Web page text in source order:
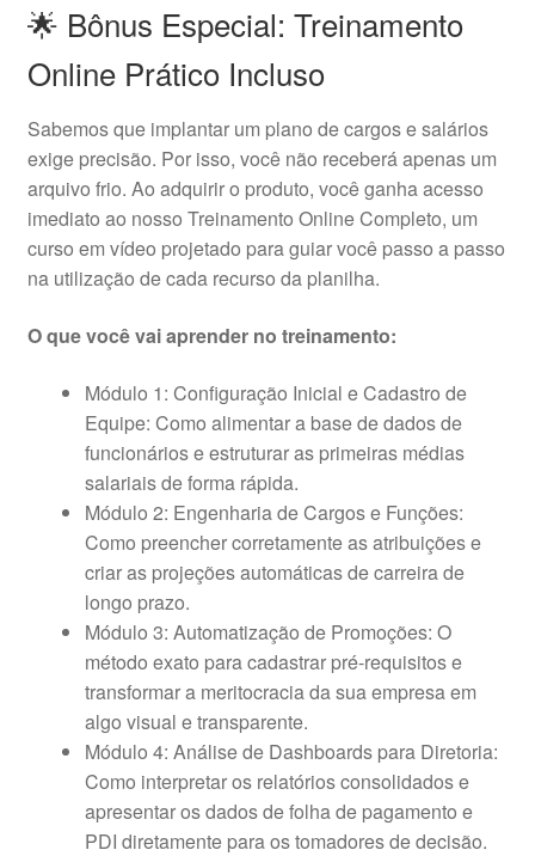
🌟 Bônus Especial: Treinamento
Online Prático Incluso
Sabemos que implantar um plano de cargos e salários
exige precisão. Por isso, você não receberá apenas um
arquivo frio. Ao adquirir o produto, você ganha acesso
imediato ao nosso Treinamento Online Completo, um
curso em vídeo projetado para guiar você passo a passo
na utilização de cada recurso da planilha.
O que você vai aprender no treinamento:
Módulo 1: Configuração Inicial e Cadastro de
Equipe: Como alimentar a base de dados de
funcionários e estruturar as primeiras médias
salariais de forma rápida.
Módulo 2: Engenharia de Cargos e Funções:
Como preencher corretamente as atribuições e
criar as projeções automáticas de carreira de
longo prazo.
Módulo 3: Automatização de Promoções: O
método exato para cadastrar pré-requisitos e
transformar a meritocracia da sua empresa em
algo visual e transparente.
Módulo 4: Análise de Dashboards para Diretoria:
Como interpretar os relatórios consolidados e
apresentar os dados de folha de pagamento e
PDI diretamente para os tomadores de decisão.